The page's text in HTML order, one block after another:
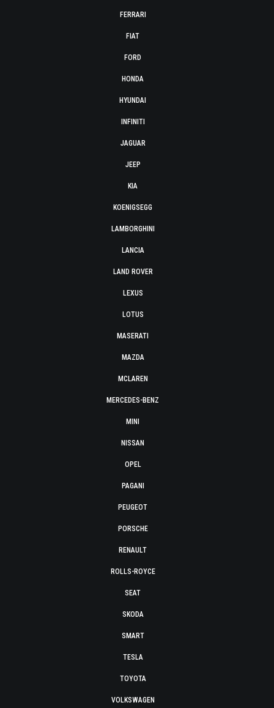
FERRARI
FIAT
FORD
HONDA
HYUNDAI
INFINITI
JAGUAR
JEEP
KIA
KOENIGSEGG
LAMBORGHINI
LANCIA
LAND ROVER
LEXUS
LOTUS
MASERATI
MAZDA
MCLAREN
MERCEDES-BENZ
MINI
NISSAN
OPEL
PAGANI
PEUGEOT
PORSCHE
RENAULT
ROLLS-ROYCE
SEAT
SKODA
SMART
TESLA
TOYOTA
VOLKSWAGEN